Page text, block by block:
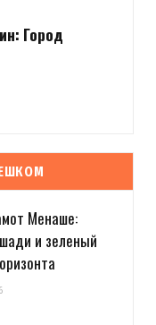
Город
Менаше:
и зеленый